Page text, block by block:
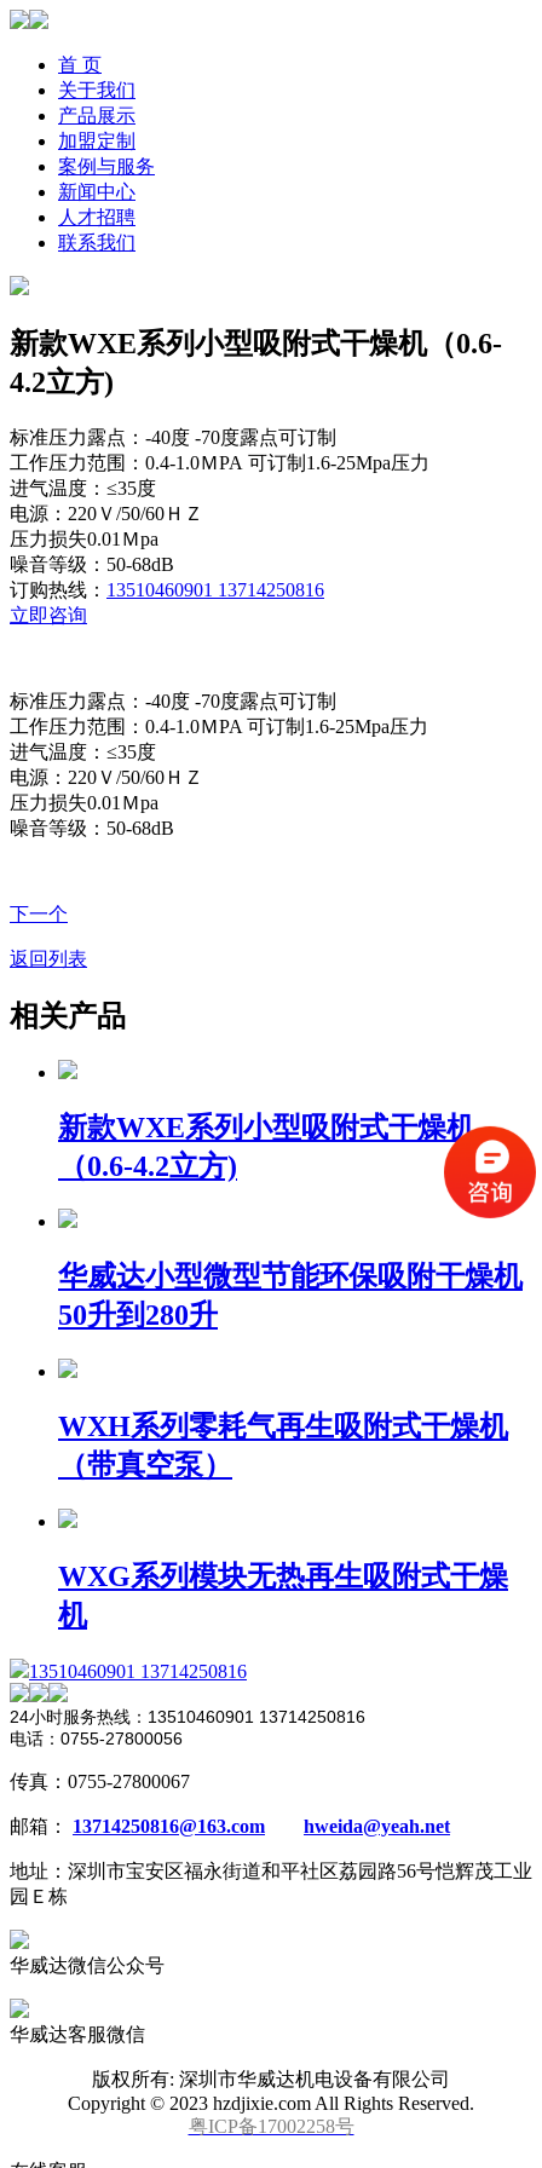
首 页
关于我们
产品展示
加盟定制
案例与服务
新闻中心
人才招聘
联系我们
新款WXE系列小型吸附式干燥机（0.6-
4.2立方)
标准压力露点：-40度 -70度露点可订制
工作压力范围：0.4-1.0ＭPA 可订制1.6-25Mpa压力
进气温度：≤35度
电源：220Ｖ/50/60ＨＺ
压力损失0.01Ｍpa
噪音等级：50-68dB
订购热线： 13510460901 13714250816
立即咨询
标准压力露点：-40度 -70度露点可订制
工作压力范围：0.4-1.0ＭPA 可订制1.6-25Mpa压力
进气温度：≤35度
电源：220Ｖ/50/60ＨＺ
压力损失0.01Ｍpa
噪音等级：50-68dB
下一个
返回列表
相关产品
新款WXE系列小型吸附式干燥机
（0.6-4.2立方)
华威达小型微型节能环保吸附干燥机
50升到280升
WXH系列零耗气再生吸附式干燥机
（带真空泵）
WXG系列模块无热再生吸附式干燥
机
13510460901 13714250816
24小时服务热线：13510460901 13714250816
电话：0755-27800056
传真：0755-27800067
邮箱： 13714250816@163.com hweida@yeah.net
地址：深圳市宝安区福永街道和平社区荔园路56号恺辉茂工业
园Ｅ栋
华威达微信公众号
华威达客服微信
版权所有: 深圳市华威达机电设备有限公司
Copyright © 2023 hzdjixie.com All Rights Reserved.
粤ICP备17002258号